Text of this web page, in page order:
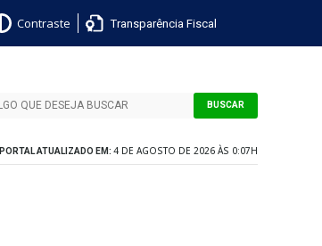
Contraste Transparência Fiscal
BUSCAR
PORTAL ATUALIZADO EM: 4 DE AGOSTO DE 2026 ÀS 0:07H